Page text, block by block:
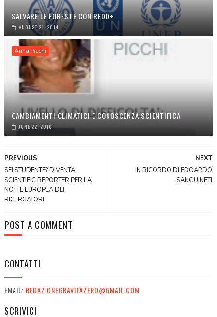
SALVARE LE FORESTE CON REDD+
AUGUST 21, 2014
Anna Picchi
CAMBIAMENTI CLIMATICI E CONOSCENZA SCIENTIFICA
JUNE 22, 2010
NEXT
IN RICORDO DI EDOARDO
SANGUINETI
PREVIOUS
SEI STUDENTE? DIVENTA
SCIENTIFIC REPORTER PER LA
NOTTE EUROPEA DEI
RICERCATORI
POST A COMMENT
CONTATTI
EMAIL: REDAZIONEGRAVITAZERO@GMAIL.COM
SCRIVICI